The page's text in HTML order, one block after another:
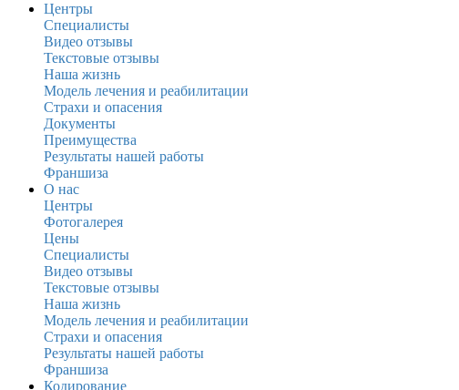
Центры
Специалисты
Видео отзывы
Текстовые отзывы
Наша жизнь
Модель лечения и реабилитации
Страхи и опасения
Документы
Преимущества
Результаты нашей работы
Франшиза
О нас
Центры
Фотогалерея
Цены
Специалисты
Видео отзывы
Текстовые отзывы
Наша жизнь
Модель лечения и реабилитации
Страхи и опасения
Результаты нашей работы
Франшиза
Кодирование